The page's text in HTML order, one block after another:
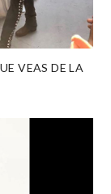
VEAS DE LA